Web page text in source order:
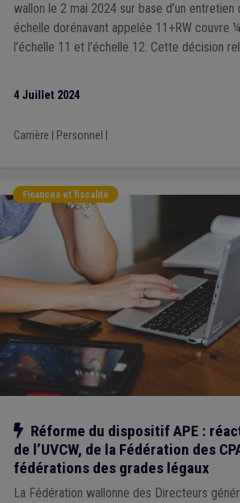
wallon le 2 mai 2024 sur base d’un entretien
échelle dorénavant appelée 11+RW couvre
l’échelle 11 et l’échelle 12. Cette décision
de faciliter les choses.
4 Juillet 2024
Carrière Personnel
Finances et fiscalité
Notre action
Réforme du dispositif APE :
de l’UVCW, de la Fédération des
fédérations des grades légaux
La Fédération wallonne des Directeurs